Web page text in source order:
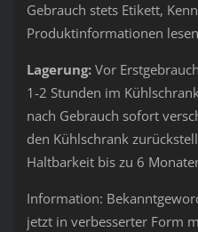
Gebrauch stets Etikett,
Produktinformationen
Lagerung:Vor
1-2 Stunden im
nach Gebrauch sofort
den Kühlschrank
Haltbarkeit bis zu 6
Information:
jetzt in verbesserter Form